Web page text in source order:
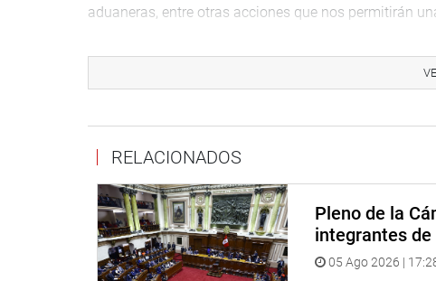
aduaneras, entre otras acciones que nos permitirán
señalar la falta de fiscalización tributaria, así como
grandes contribuyentes en el país.
“¿Qué acciones ha tomado la Sunat en relación al
realizando sobre las empresas constructoras
bonificaciones que la Sunat da a su personal?.
abajo, con el dueño de una bodega, necesitamos que
Víctor García Belaunde (AP).
RELACIONADOS
Pleno de la
integrantes
05 Ago 2026 |